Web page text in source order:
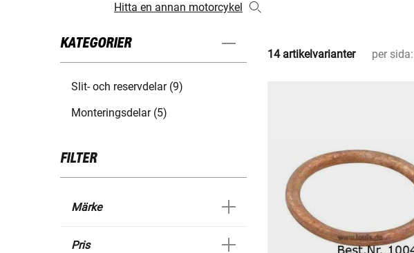
Hitta en annan motorcykel
KATEGORIER
Slit- och reservdelar (9)
Monteringsdelar (5)
FILTER
Märke
Pris
14 artikelvarianter per sida: